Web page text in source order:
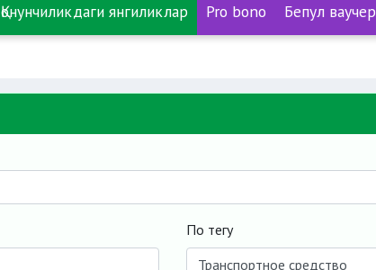
Қонунчиликдаги янгиликлар Pro bono Бепул ваучер
По тегу